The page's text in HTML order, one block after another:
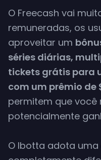
O Freecash vai
remuneradas, os
aproveitar um
séries diárias,
tickets grátis para
com um prêmio de
permitem que você
potencialmente
O Ibotta adota